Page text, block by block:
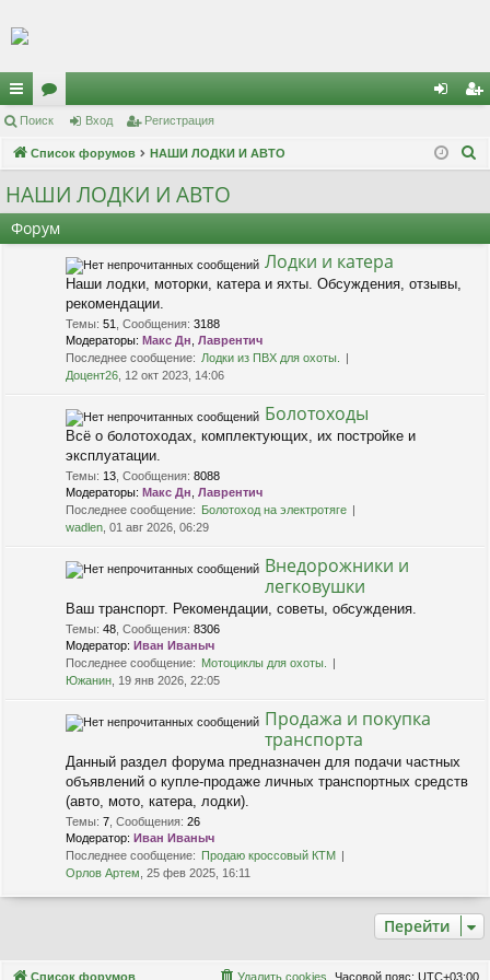
Регистрация
с
ы
лк
ор
ум
ы
д ис
Поиск Вход Регистрация
Список форумов НАШИ ЛОДКИ И АВТО
к
НАШИ ЛОДКИ И АВТО
Форум
Лодки и катера
Наши лодки, моторки, катера и яхты. Обсуждения, отзывы,
рекомендации.
Темы: 51 Сообщения: 3188
Модераторы: Макс Дн Лаврентич
Последнее сообщение: Лодки из ПВХ для охоты.
Доцент26 , 12 окт 2023, 14:06
Болотоходы
Всё о болотоходах, комплектующих, их постройке и
эксплуатации.
Темы: 13 Сообщения: 8088
Модераторы: Макс Дн Лаврентич
Последнее сообщение: Болотоход на электротяге
wadlen , 01 авг 2026, 06:29
Внедорожники и
легковушки
Ваш транспорт. Рекомендации, советы, обсуждения.
Темы: 48 Сообщения: 8306
Модератор: Иван Иваныч
Последнее сообщение: Мотоциклы для охоты.
Южанин , 19 янв 2026, 22:05
Продажа и покупка
транспорта
Данный раздел форума предназначен для подачи частных
объявлений о купле-продаже личных транспортных средств
(авто, мото, катера, лодки).
Темы: 7 Сообщения: 26
Модератор: Иван Иваныч
Последнее сообщение: Продаю кроссовый КТМ
Орлов Артем , 25 фев 2025, 16:11
Перейти
Список форумов Часовой пояс: UTC+03:00
Удалить cookies
Связаться с